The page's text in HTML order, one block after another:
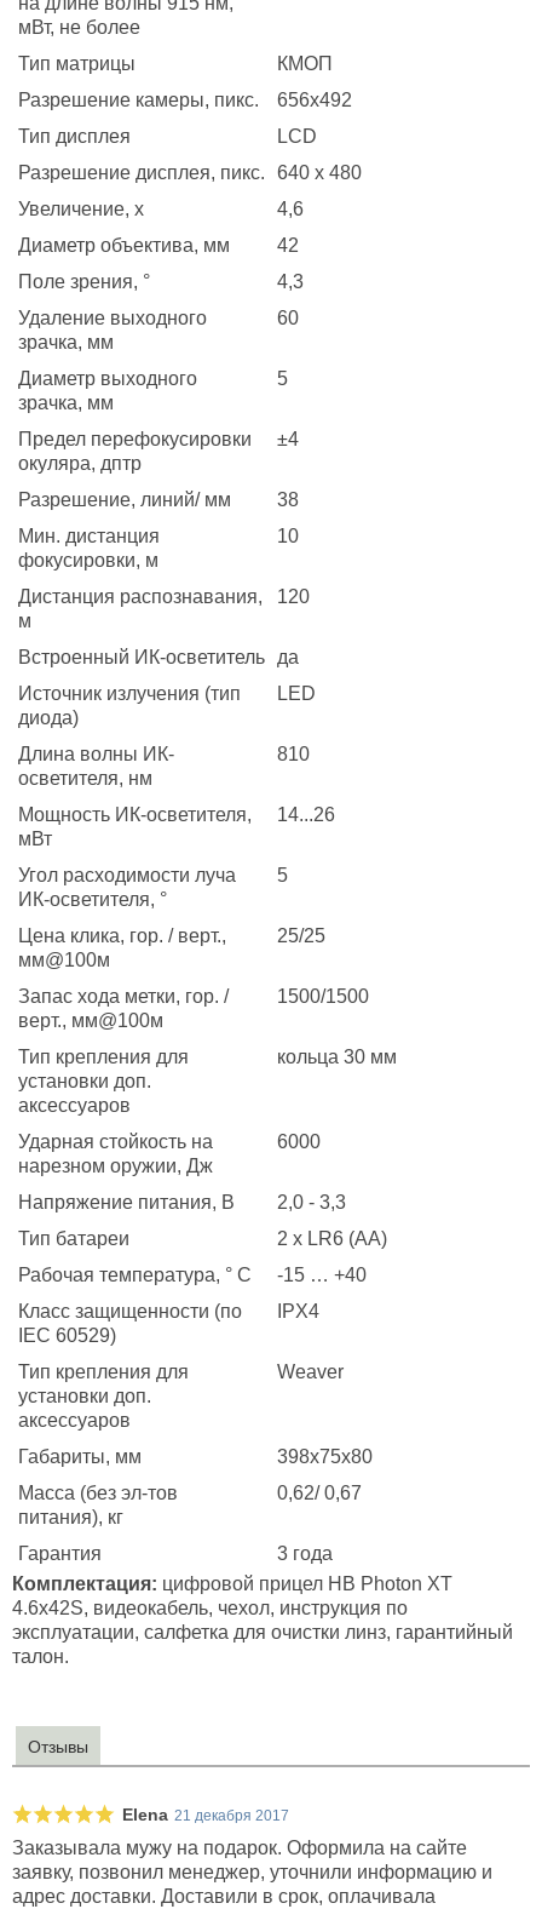
мВт, не более
Тип матрицы
КМОП
Разрешение камеры, пикс.
656х492
Тип дисплея
LCD
Разрешение дисплея, пикс.
640 x 480
Увеличение, х
4,6
Диаметр объектива, мм
42
Поле зрения, °
4,3
Удаление выходного
зрачка, мм
60
Диаметр выходного
зрачка, мм
5
Предел перефокусировки
окуляра, дптр
±4
Разрешение, линий/ мм
38
Мин. дистанция
фокусировки, м
10
Дистанция распознавания,
м
120
Встроенный ИК-осветитель
да
Источник излучения (тип
диода)
LED
Длина волны ИК-
осветителя, нм
810
Мощность ИК-осветителя,
мВт
14...26
Угол расходимости луча
ИК-осветителя, °
5
Цена клика, гор. / верт.,
мм@100м
25/25
Запас хода метки, гор. /
верт., мм@100м
1500/1500
Тип крепления для
установки доп.
аксессуаров
кольца 30 мм
Ударная стойкость на
нарезном оружии, Дж
6000
Напряжение питания, В
2,0 - 3,3
Тип батареи
2 x LR6 (АА)
Рабочая температура, ° C
-15 … +40
Класс защищенности (по
IEC 60529)
IPX4
Тип крепления для
установки доп.
аксессуаров
Weaver
Габариты, мм
398x75x80
Масса (без эл-тов
питания), кг
0,62/ 0,67
Гарантия
3 года
Комплектация: цифровой прицел НВ Photon XT
4.6x42S, видеокабель, чехол, инструкция по
эксплуатации, салфетка для очистки линз, гарантийный
талон.
Отзывы
Elena 21 декабря 2017
Заказывала мужу на подарок. Оформила на сайте
заявку, позвонил менеджер, уточнили информацию и
адрес доставки. Доставили в срок, оплачивала